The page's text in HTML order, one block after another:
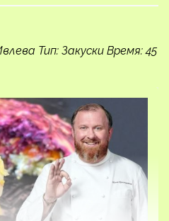
Тип: Закуски Время: 45